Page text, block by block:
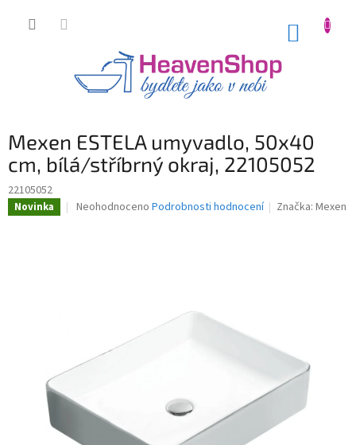
Mexen ESTELA umyvadlo, 50x40
cm, bílá/stříbrný okraj, 22105052
22105052
Novinka
Průměrné
Neohodnoceno Podrobnosti hodnocení Značka:Mexen